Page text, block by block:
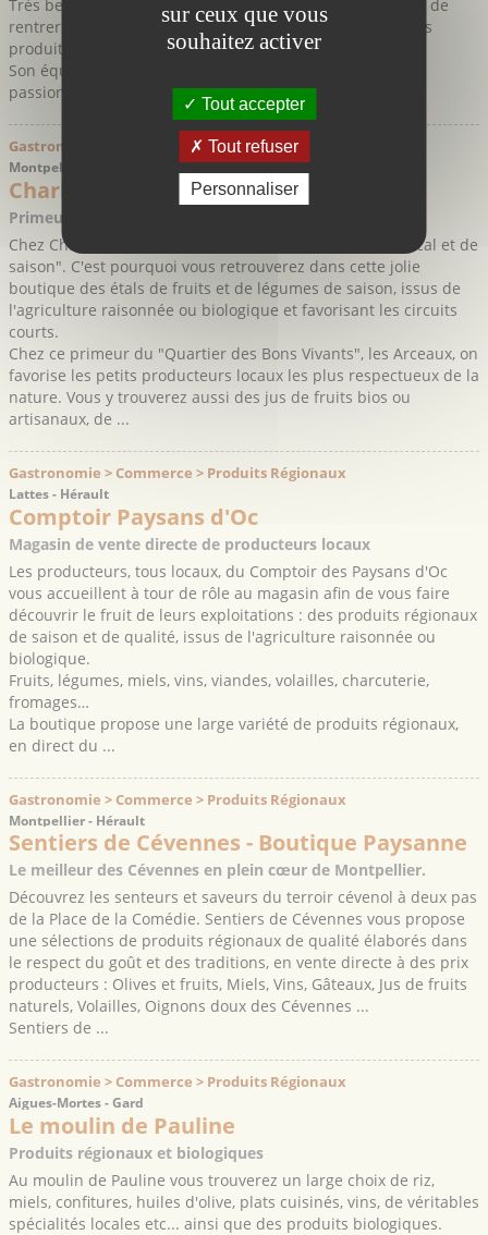
Très belle boutique dont la vitrine attractive donne envie de
rentrer pour y découvrir une belle sélection des meilleurs
produits du Languedoc-Roussillon.
Son équipe de professionnels des métiers de bouche,
passionnés par les vins et les ...
Gastronomie > Commerce > Produits Régionaux
Montpellier - Hérault
Charlotte aux Légumes
Primeur – Magasin de fruits et légumes
Chez Charlotte aux légumes, la devise c'est : "manger local et de
saison". C'est pourquoi vous retrouverez dans cette jolie
boutique des étals de fruits et de légumes de saison, issus de
l'agriculture raisonnée ou biologique et favorisant les circuits
courts.
Chez ce primeur du "Quartier des Bons Vivants", les Arceaux, on
favorise les petits producteurs locaux les plus respectueux de la
nature. Vous y trouverez aussi des jus de fruits bios ou
artisanaux, de ...
Gastronomie > Commerce > Produits Régionaux
Lattes - Hérault
Comptoir Paysans d'Oc
Magasin de vente directe de producteurs locaux
Les producteurs, tous locaux, du Comptoir des Paysans d'Oc
vous accueillent à tour de rôle au magasin afin de vous faire
découvrir le fruit de leurs exploitations : des produits régionaux
de saison et de qualité, issus de l'agriculture raisonnée ou
biologique.
Fruits, légumes, miels, vins, viandes, volailles, charcuterie,
fromages…
La boutique propose une large variété de produits régionaux,
en direct du ...
Gastronomie > Commerce > Produits Régionaux
Montpellier - Hérault
Sentiers de Cévennes - Boutique Paysanne
Le meilleur des Cévennes en plein cœur de Montpellier.
Découvrez les senteurs et saveurs du terroir cévenol à deux pas
de la Place de la Comédie. Sentiers de Cévennes vous propose
une sélections de produits régionaux de qualité élaborés dans
le respect du goût et des traditions, en vente directe à des prix
producteurs : Olives et fruits, Miels, Vins, Gâteaux, Jus de fruits
naturels, Volailles, Oignons doux des Cévennes ...
Sentiers de ...
Gastronomie > Commerce > Produits Régionaux
Aigues-Mortes - Gard
Le moulin de Pauline
Produits régionaux et biologiques
Au moulin de Pauline vous trouverez un large choix de riz,
miels, confitures, huiles d'olive, plats cuisinés, vins, de véritables
spécialités locales etc... ainsi que des produits biologiques.
sur ceux que vous
souhaitez activer
Tout accepter
Tout refuser
Personnaliser